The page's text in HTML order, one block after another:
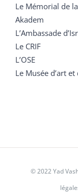
Le Mémorial de
Akadem
L’Ambassade
Le CRIF
L’OSE
Le Musée d’art
© 2022 Yad